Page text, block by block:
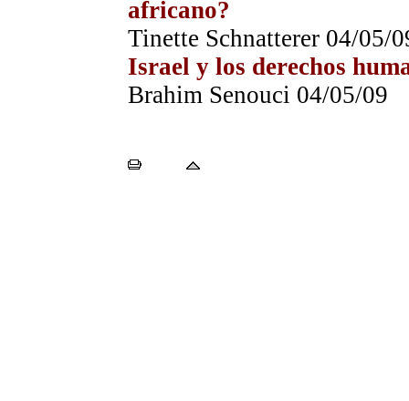
africano?
Tinette Schnatterer 04/05/
Israel y los derechos
Brahim Senouci 04/05/09